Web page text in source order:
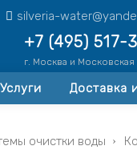
silveria-
+7 (495) 517-
г. Москва и Московская
Услуги Доставка
очистки воды